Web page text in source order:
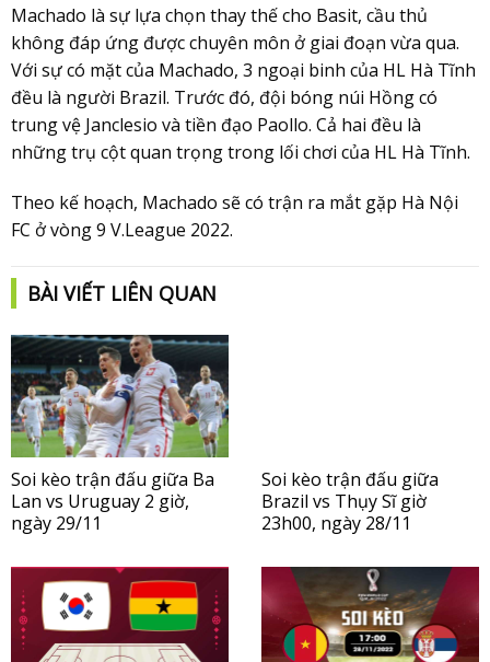
Machado là sự lựa chọn thay thế cho Basit, cầu thủ
không đáp ứng được chuyên môn ở giai đoạn vừa qua.
Với sự có mặt của Machado, 3 ngoại binh của HL Hà Tĩnh
đều là người Brazil. Trước đó, đội bóng núi Hồng có
trung vệ Janclesio và tiền đạo Paollo. Cả hai đều là
những trụ cột quan trọng trong lối chơi của HL Hà Tĩnh.
Theo kế hoạch, Machado sẽ có trận ra mắt gặp Hà Nội
FC ở vòng 9 V.League 2022.
BÀI VIẾT LIÊN QUAN
Soi kèo trận đấu giữa Ba
Lan vs Uruguay 2 giờ,
ngày 29/11
Soi kèo trận đấu giữa
Brazil vs Thụy Sĩ giờ
23h00, ngày 28/11